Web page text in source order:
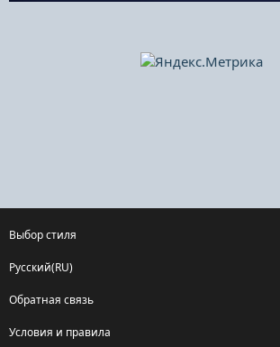
Выбор стиля
Русский(RU)
Обратная связь
Условия и правила